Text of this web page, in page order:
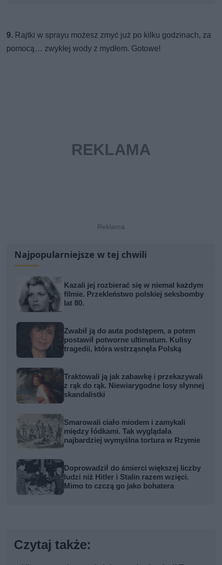
9. Rajtki w sprayu możesz zmyć już po kilku godzinach, za
pomocą… zwykłej wody z mydłem. Gotowe!
Najpopularniejsze w tej chwili
Kazali jej rozbierać się w niemal każdym
filmie. Przekleństwo polskiej seksbomby
lat 80.
Zwabił ją do auta podstępem, a potem
postawił potworne ultimatum. Kulisy
tragedii, która wstrząsnęła Polską
Traktowali ją jak zabawkę i przekazywali
z rąk do rąk. Niewiarygodne losy słynnej
skandalistki
Smarowali ciało miodem i zamykali
między łódkami. Tak wyglądała
najbardziej wymyślna tortura w Rzymie
Doprowadził do śmierci większej liczby
ludzi niż Hitler i Stalin razem wzięci.
Mimo to czczą go jako bohatera
Czytaj także: